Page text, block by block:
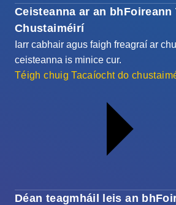
Ceisteanna ar an bhFoireann
Chustaiméirí
Iarr cabhair agus faigh freagraí ar
ceisteanna is minice cur.
Téigh chuig Tacaíocht do
Déan teagmháil leis an